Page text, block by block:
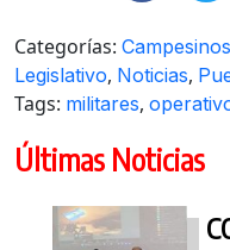
Categorías: Campesinos
Legislativo, Noticias,
Tags: militares,
Últimas Noticias